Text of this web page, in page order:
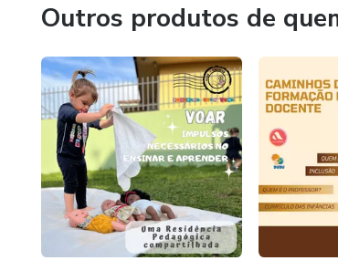
Outros produtos de